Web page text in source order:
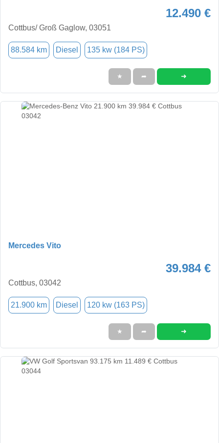
12.490 €
Cottbus/ Groß Gaglow, 03051
88.584 km Diesel 135 kw (184 PS)
★ ➦ ➜
Mercedes Vito
39.984 €
Cottbus, 03042
21.900 km Diesel 120 kw (163 PS)
★ ➦ ➜